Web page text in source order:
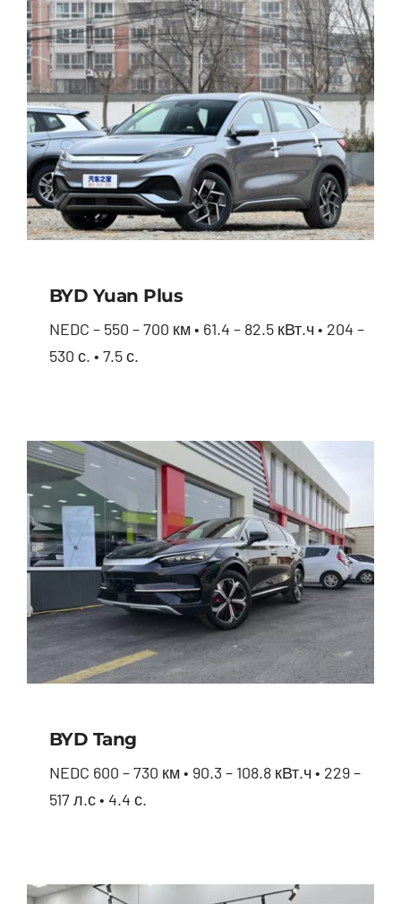
BYD Yuan Plus
NEDC – 550 – 700 км • 61.4 – 82.5 кВт.ч • 204 –
530 с. • 7.5 с.
BYD Tang
NEDC 600 – 730 км • 90.3 – 108.8 кВт.ч • 229 –
517 л.с • 4.4 с.